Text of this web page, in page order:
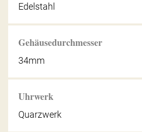
Edelstahl
Gehäusedurchmesser
34mm
Uhrwerk
Quarzwerk